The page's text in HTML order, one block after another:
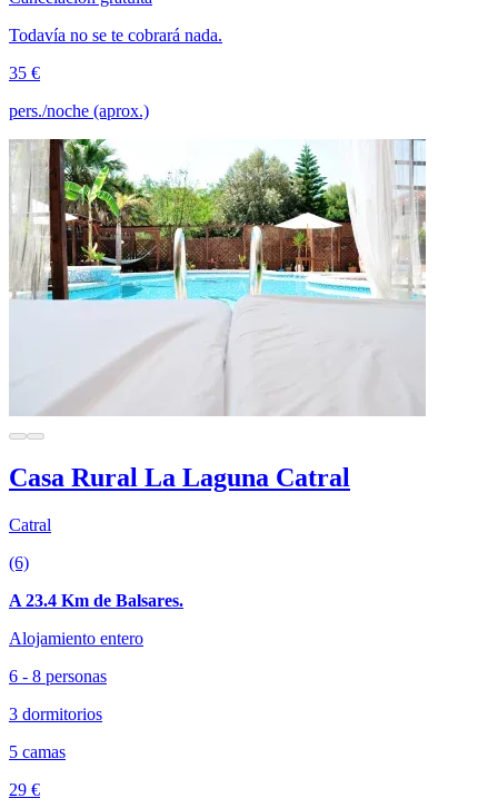
Todavía no se te cobrará nada.
35 €
pers./noche (aprox.)
Casa Rural La Laguna Catral
Catral
(6)
A 23.4 Km de Balsares.
Alojamiento entero
6 - 8 personas
3 dormitorios
5 camas
29 €